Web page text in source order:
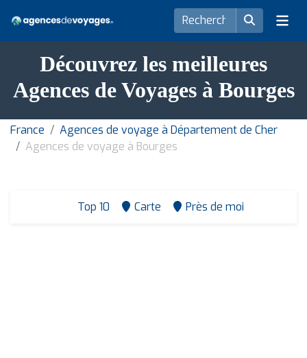
Découvrez les meilleures
Agences de Voyages à Bourges
France
Agences de voyage à Département de Cher
Agences de voyage à Bourges
Top 10 Carte Près de moi